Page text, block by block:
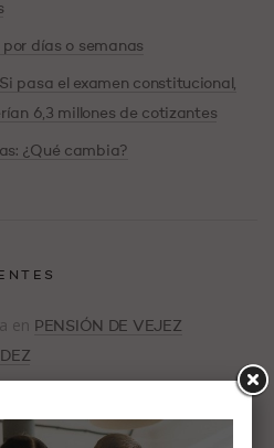
días o semanas
pasa el examen constitucional,
6,3 millones de cotizantes
¿Qué cambia?
en PENSIÓN DE VEJEZ
PENSIÓN DE VEJEZ